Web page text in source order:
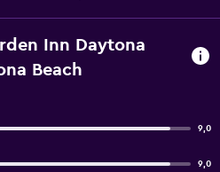
Inn Daytona
Beach
9,0
9,0